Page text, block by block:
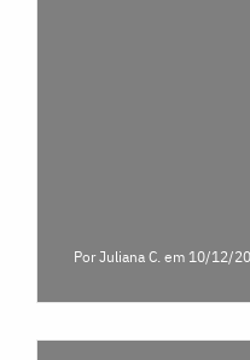
Por Juliana C. em 10/12/